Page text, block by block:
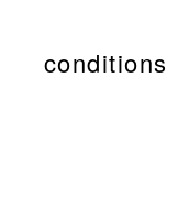
conditions